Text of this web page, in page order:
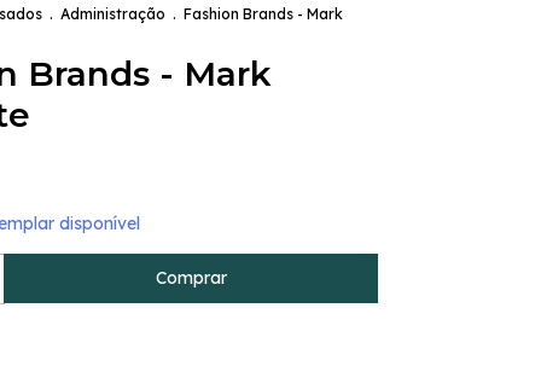
. Administração . Fashion Brands - Mark
Brands - Mark
disponível